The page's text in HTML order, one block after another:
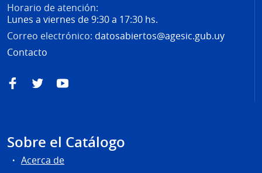
Horario de atención:
Lunes a viernes de 9:30 a 17:30 hs.
Correo electrónico: datosabiertos@agesic.gub.uy
Contacto
FacebookTwitterYouTube
Sobre el Catálogo
Acerca de